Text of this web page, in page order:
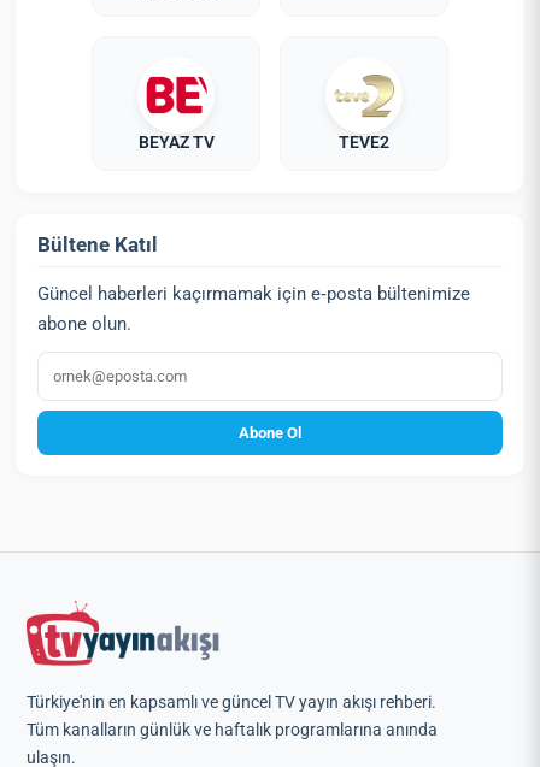
BEYAZ TV TEVE2
Bültene Katıl
Güncel haberleri kaçırmamak için e‑posta bültenimize
abone olun.
E‑posta
Abone Ol
Türkiye'nin en kapsamlı ve güncel TV yayın akışı rehberi.
Tüm kanalların günlük ve haftalık programlarına anında
ulaşın.